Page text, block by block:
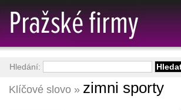
Klíčové slovo » zimni sporty
Hledání: